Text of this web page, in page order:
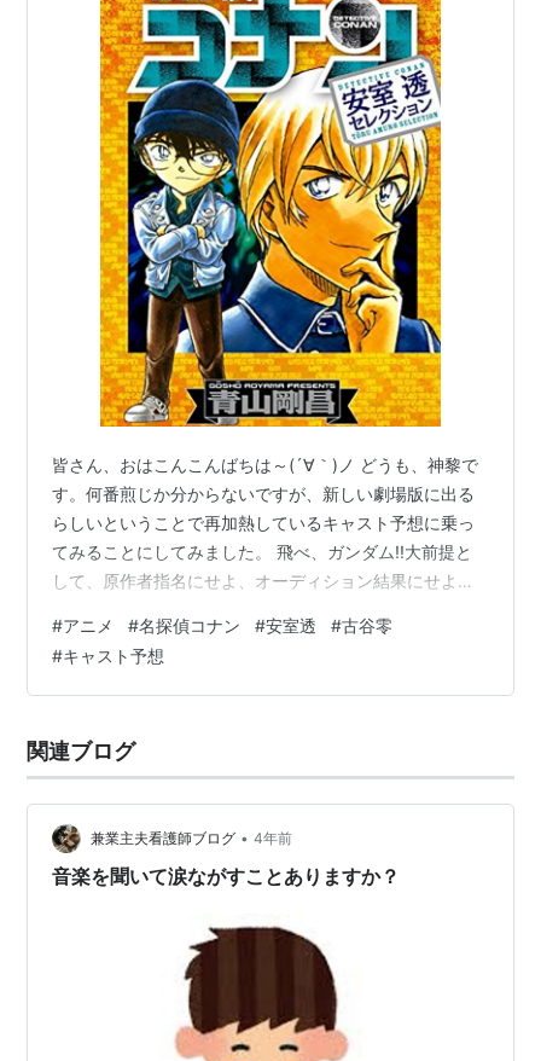
皆さん、おはこんこんばちは～(´∀｀)ノ どうも、神黎で
す。何番煎じか分からないですが、新しい劇場版に出る
らしいということで再加熱しているキャスト予想に乗っ
てみることにしてみました。 飛べ、ガンダム!!大前提と
して、原作者指名にせよ、オーディション結果にせよ、
せよ、僕は誰でもいいです。後任に選ばれた以上は現状
の最適解だと思うし、僕個人は何かしらの事情で声優変
更している場合は前任者とは分けて、これから出てくる
と割り切るタイプであり、選ばれたプロだから後任また
はリメイク版キャストも絶対にキャラクター…
#アニメ #名探偵コナン #安室透 #古谷零
#キャスト予想
関連ブログ
兼業主夫看護師ブログ • 4年前
音楽を聞いて涙ながすことありますか？